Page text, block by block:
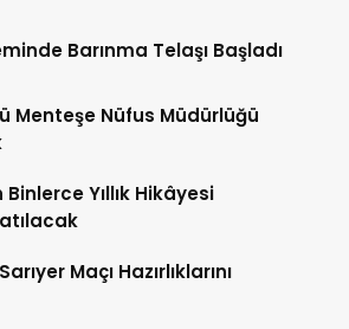
Barınma Telaşı Başladı
Menteşe Nüfus Müdürlüğü
Binlerce Yıllık Hikâyesi
Maçı Hazırlıklarını